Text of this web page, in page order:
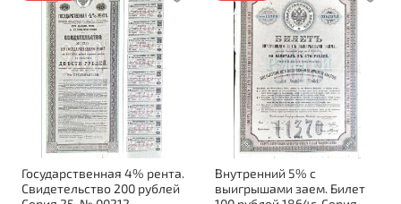
Государственная 4% рента.
Свидетельство 200 рублей
Внутренний 5% с
выигрышами заем. Билет